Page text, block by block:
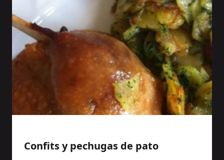
Confits y pechugas de pato